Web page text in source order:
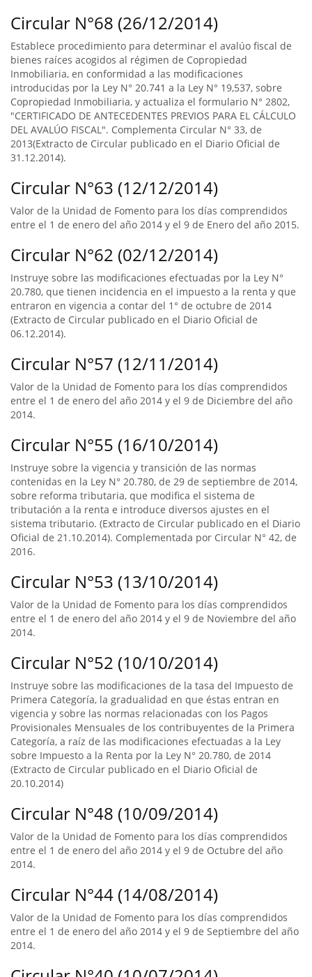
Circular N°68 (26/12/2014)
Establece procedimiento para determinar el avalúo fiscal de
bienes raíces acogidos al régimen de Copropiedad
Inmobiliaria, en conformidad a las modificaciones
introducidas por la Ley N° 20.741 a la Ley N° 19,537, sobre
Copropiedad Inmobiliaria, y actualiza el formulario N° 2802,
"CERTIFICADO DE ANTECEDENTES PREVIOS PARA EL CÁLCULO
DEL AVALÚO FISCAL". Complementa Circular N° 33, de
2013(Extracto de Circular publicado en el Diario Oficial de
31.12.2014).
Circular N°63 (12/12/2014)
Valor de la Unidad de Fomento para los días comprendidos
entre el 1 de enero del año 2014 y el 9 de Enero del año 2015.
Circular N°62 (02/12/2014)
Instruye sobre las modificaciones efectuadas por la Ley N°
20.780, que tienen incidencia en el impuesto a la renta y que
entraron en vigencia a contar del 1° de octubre de 2014
(Extracto de Circular publicado en el Diario Oficial de
06.12.2014).
Circular N°57 (12/11/2014)
Valor de la Unidad de Fomento para los días comprendidos
entre el 1 de enero del año 2014 y el 9 de Diciembre del año
2014.
Circular N°55 (16/10/2014)
Instruye sobre la vigencia y transición de las normas
contenidas en la Ley N° 20.780, de 29 de septiembre de 2014,
sobre reforma tributaria, que modifica el sistema de
tributación a la renta e introduce diversos ajustes en el
sistema tributario. (Extracto de Circular publicado en el Diario
Oficial de 21.10.2014). Complementada por Circular N° 42, de
2016.
Circular N°53 (13/10/2014)
Valor de la Unidad de Fomento para los días comprendidos
entre el 1 de enero del año 2014 y el 9 de Noviembre del año
2014.
Circular N°52 (10/10/2014)
Instruye sobre las modificaciones de la tasa del Impuesto de
Primera Categoría, la gradualidad en que éstas entran en
vigencia y sobre las normas relacionadas con los Pagos
Provisionales Mensuales de los contribuyentes de la Primera
Categoría, a raíz de las modificaciones efectuadas a la Ley
sobre Impuesto a la Renta por la Ley N° 20.780, de 2014
(Extracto de Circular publicado en el Diario Oficial de
20.10.2014)
Circular N°48 (10/09/2014)
Valor de la Unidad de Fomento para los días comprendidos
entre el 1 de enero del año 2014 y el 9 de Octubre del año
2014.
Circular N°44 (14/08/2014)
Valor de la Unidad de Fomento para los días comprendidos
entre el 1 de enero del año 2014 y el 9 de Septiembre del año
2014.